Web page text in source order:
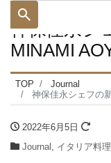
神保佳永シ
MINAMI
TOP
Journal
神保佳永シェフの
2022年6月5日
Journal , イタリア料理